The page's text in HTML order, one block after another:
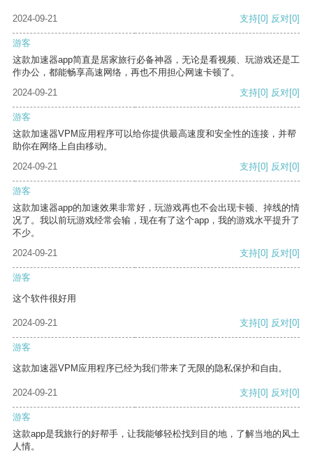
2024-09-21 支持[0] 反对[0]
游客
这款加速器app简直是居家旅行必备神器，无论是看视频、玩游戏还是工
作办公，都能畅享高速网络，再也不用担心网速卡顿了。
2024-09-21
支持[0] 反对[0]
游客
这款加速器VPM应用程序可以给你提供最高速度和安全性的连接，并帮
助你在网络上自由移动。
2024-09-21
支持[0] 反对[0]
游客
这款加速器app的加速效果非常好，玩游戏再也不会出现卡顿、掉线的情
况了。我以前玩游戏经常会输，现在有了这个app，我的游戏水平提升了
不少。
2024-09-21
支持[0] 反对[0]
游客
这个软件很好用
2024-09-21 支持[0] 反对[0]
游客
这款加速器VPM应用程序已经为我们带来了无限的隐私保护和自由。
2024-09-21 支持[0] 反对[0]
游客
这款app是我旅行的好帮手，让我能够轻松找到目的地，了解当地的风土
人情。